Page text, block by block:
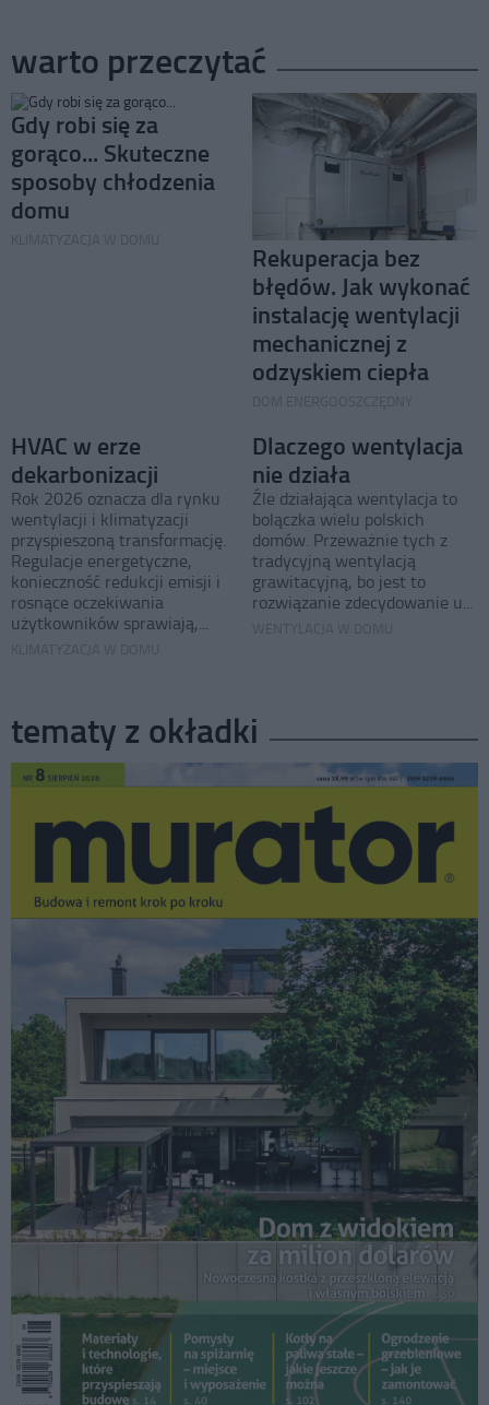
warto przeczytać
Gdy robi się za
gorąco... Skuteczne
sposoby chłodzenia
domu
Rekuperacja bez
błędów. Jak wykonać
instalację wentylacji
mechanicznej z
odzyskiem ciepła
HVAC w erze
dekarbonizacji
Rok 2026 oznacza dla rynku
wentylacji i klimatyzacji
przyspieszoną transformację.
Regulacje energetyczne,
konieczność redukcji emisji i
rosnące oczekiwania
użytkowników sprawiają,...
Dlaczego wentylacja
nie działa
Źle działająca wentylacja to
bolączka wielu polskich
domów. Przeważnie tych z
tradycyjną wentylacją
grawitacyjną, bo jest to
rozwiązanie zdecydowanie u...
tematy z okładki